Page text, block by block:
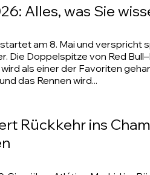
Alles, was Sie
startet am 8. Mai und verspricht
Die Doppelspitze von Red
wird als einer der Favoriten
das Rennen wird...
Rückkehr ins